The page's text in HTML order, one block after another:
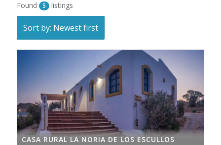
Found 5 listings
Sort by: Newest first
CASA RURAL LA NORIA DE LOS ESCULLOS